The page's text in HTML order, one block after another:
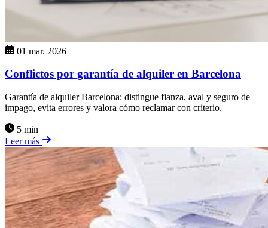
01 mar. 2026
Conflictos por garantía de alquiler en Barcelona
Garantía de alquiler Barcelona: distingue fianza, aval y seguro de
impago, evita errores y valora cómo reclamar con criterio.
5 min
Leer más